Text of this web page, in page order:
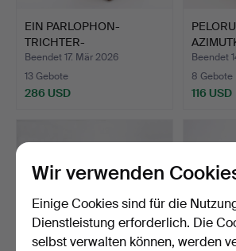
EIN PARLOPHON-
TRICHTER-
GRAMMOPHON AUS DEN
…
Beendet 17. Mär 2026
13 Gebote
286 USD
Beendet
8 Gebote
116 USD
Wir verwenden
Einige Cookies sind für die
Dienstleistung erforderlich. Die
selbst verwalten können, werden